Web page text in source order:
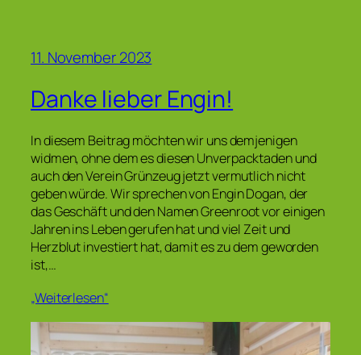
11. November 2023
Danke lieber Engin!
In diesem Beitrag möchten wir uns demjenigen
widmen, ohne dem es diesen Unverpacktaden und
auch den Verein Grünzeug jetzt vermutlich nicht
geben würde. Wir sprechen von Engin Dogan, der
das Geschäft und den Namen Greenroot vor einigen
Jahren ins Leben gerufen hat und viel Zeit und
Herzblut investiert hat, damit es zu dem geworden
ist,…
„Weiterlesen“